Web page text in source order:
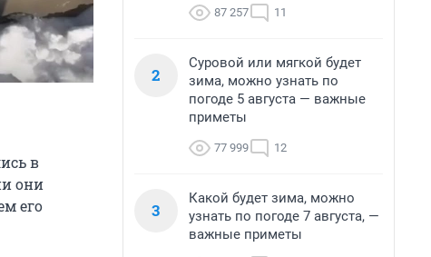
в
они
его
87 257 11
2
Суровой или мягкой будет
зима, можно узнать по
погоде 5 августа — важные
приметы
77 999 12
3
Какой будет зима, можно
узнать по погоде 7 августа, —
важные приметы